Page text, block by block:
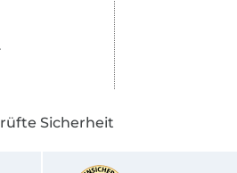
Sicherheit